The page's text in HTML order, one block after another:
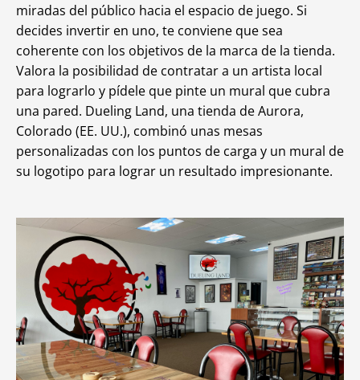
miradas del público hacia el espacio de juego. Si
decides invertir en uno, te conviene que sea
coherente con los objetivos de la marca de la tienda.
Valora la posibilidad de contratar a un artista local
para lograrlo y pídele que pinte un mural que cubra
una pared. Dueling Land, una tienda de Aurora,
Colorado (EE. UU.), combinó unas mesas
personalizadas con los puntos de carga y un mural de
su logotipo para lograr un resultado impresionante.